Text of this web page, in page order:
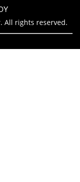
All rights reserved.